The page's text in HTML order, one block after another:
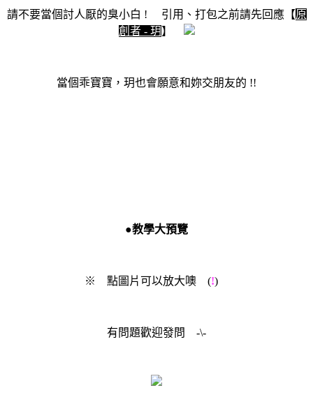
請不要當個討人厭的臭小白 ! 引用、打包之前請先回應【原
創者 - 玥】
當個乖寶寶，玥也會願意和妳交朋友的 !!
●教學大預覽
※ 點圖片可以放大噢 (!)
有問題歡迎發問 -\-